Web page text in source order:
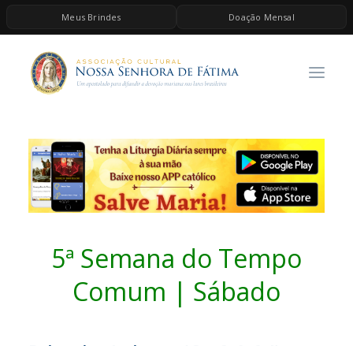
Meus Brindes Doação Mensal
HOME
A ASSOCIAÇÃO
ESPIRITUALIDADE
AS MELHORES MÚSICAS CATÓLICAS
BRINDES
5ª Semana do Tempo
Comum | Sábado